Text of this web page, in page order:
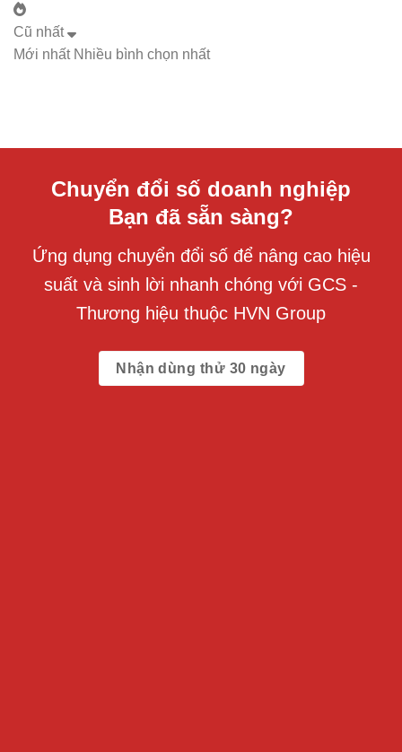
Cũ nhất
Mới nhất Nhiều bình chọn nhất
Chuyển đổi số doanh nghiệp
Bạn đã sẵn sàng?
Ứng dụng chuyển đổi số để nâng cao hiệu
suất và sinh lời nhanh chóng với GCS -
Thương hiệu thuộc HVN Group
Nhận dùng thử 30 ngày